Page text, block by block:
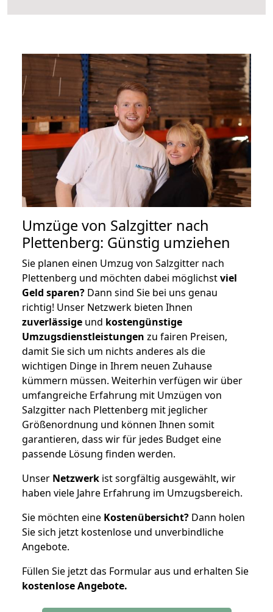
Umzüge von Salzgitter nach
Plettenberg: Günstig umziehen
Sie planen einen Umzug von Salzgitter nach
Plettenberg und möchten dabei möglichstviel
Geld sparen? Dann sind Sie bei uns genau
richtig! Unser Netzwerk bieten Ihnen
zuverlässige und kostengünstige
Umzugsdienstleistungen zu fairen Preisen,
damit Sie sich um nichts anderes als die
wichtigen Dinge in Ihrem neuen Zuhause
kümmern müssen. Weiterhin verfügen wir über
umfangreiche Erfahrung mit Umzügen von
Salzgitter nach Plettenberg mit jeglicher
Größenordnung und können Ihnen somit
garantieren, dass wir für jedes Budget eine
passende Lösung finden werden.
Unser Netzwerk ist sorgfältig ausgewählt, wir
haben viele Jahre Erfahrung im Umzugsbereich.
Sie möchten eine Kostenübersicht? Dann holen
Sie sich jetzt kostenlose und unverbindliche
Angebote.
Füllen Sie jetzt das Formular aus und erhalten Sie
kostenloseAngebote.